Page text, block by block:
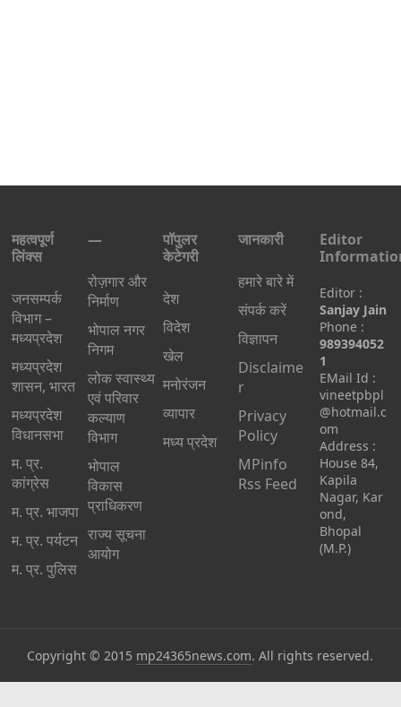
महत्वपूर्ण
लिंक्स
जनसम्पर्क
विभाग –
मध्यप्रदेश
मध्यप्रदेश
शासन, भारत
मध्‍यप्रदेश
विधानसभा
म. प्र.
कांग्रेस
म. प्र. भाजपा
म. प्र. पर्यटन
म. प्र. पुलिस
—
रोज़गार और
निर्माण
भोपाल नगर
निगम
लोक स्वास्थ्य
एवं परिवार
कल्याण
विभाग
भोपाल
विकास
प्राधिकरण
राज्य सूचना
आयोग
पॉपुलर
केटेगरी
देश
विदेश
खेल
मनोरंजन
व्यापार
मध्य प्रदेश
जानकारी
हमारे बारे में
संपर्क करें
विज्ञापन
Disclaime
r
Privacy
Policy
MPinfo
Rss Feed
Editor
Editor :
Sanjay Jain
Phone :
989394052
1
EMail Id :
vineetpbpl
@hotmail.c
om
Address :
House 84,
Kapila
Nagar, Kar
ond,
Bhopal
(M.P.)
Copyright © 2015 mp24365news.com. All rights reserved.